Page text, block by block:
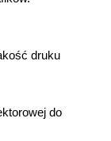
druku
do